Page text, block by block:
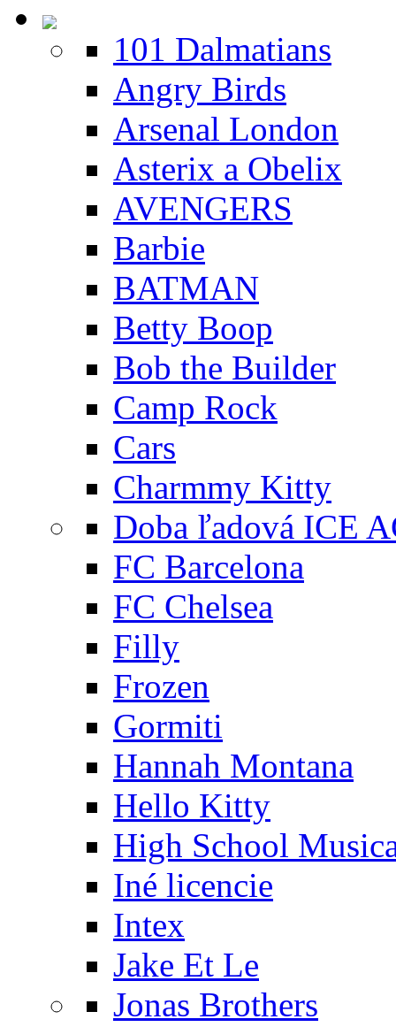
101 Dalmatians
Angry Birds
Arsenal London
Asterix a Obelix
AVENGERS
Barbie
BATMAN
Betty Boop
Bob the Builder
Camp Rock
Cars
Charmmy Kitty
Doba ľadová ICE
FC Barcelona
FC Chelsea
Filly
Frozen
Gormiti
Hannah Montana
Hello Kitty
High School
Iné licencie
Intex
Jake Et Le
Jonas Brothers